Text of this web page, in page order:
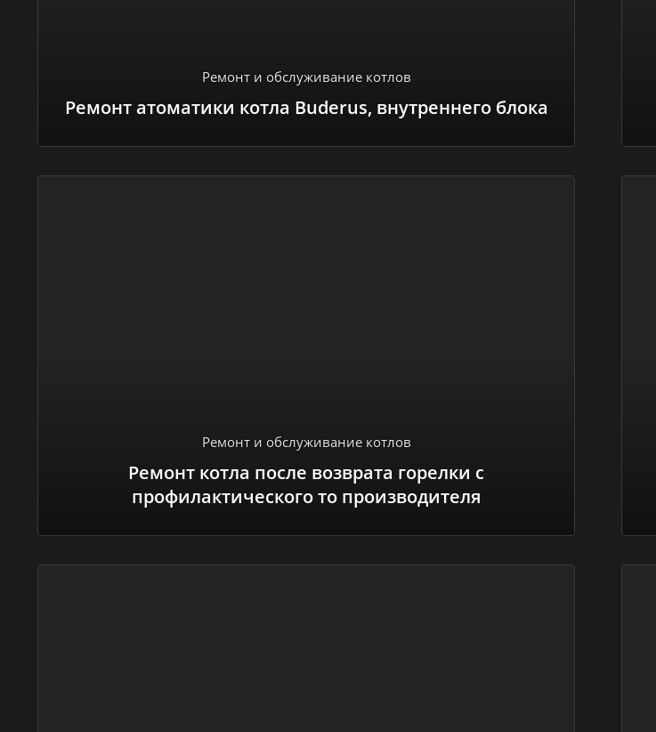
Ремонт и обслуживание котлов
Ремонт атоматики котла Buderus, внутреннего блока
Ремонт и обслуживание котлов
Ремонт котла после возврата горелки с
профилактического то производителя